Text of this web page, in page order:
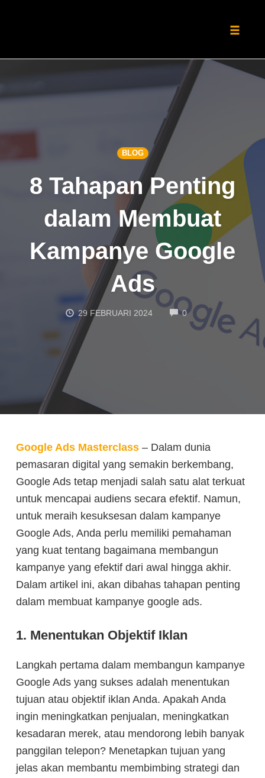
to
content
BLOG
8 Tahapan Penting
dalam Membuat
Kampanye Google
Ads
29 FEBRUARI 2024 0COMMENTS
Google Ads Masterclass – Dalam dunia
pemasaran digital yang semakin berkembang,
Google Ads tetap menjadi salah satu alat terkuat
untuk mencapai audiens secara efektif. Namun,
untuk meraih kesuksesan dalam kampanye
Google Ads, Anda perlu memiliki pemahaman
yang kuat tentang bagaimana membangun
kampanye yang efektif dari awal hingga akhir.
Dalam artikel ini, akan dibahas tahapan penting
dalam membuat kampanye google ads.
1. Menentukan Objektif Iklan
Langkah pertama dalam membangun kampanye
Google Ads yang sukses adalah menentukan
tujuan atau objektif iklan Anda. Apakah Anda
ingin meningkatkan penjualan, meningkatkan
kesadaran merek, atau mendorong lebih banyak
panggilan telepon? Menetapkan tujuan yang
jelas akan membantu membimbing strategi dan